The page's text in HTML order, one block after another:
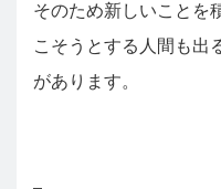
そのため新しいことを
こそうとする人間も出
があります。